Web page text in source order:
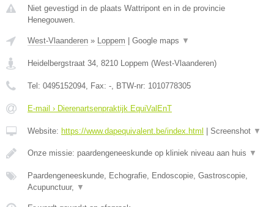
Niet gevestigd in de plaats Wattripont en in de provincie
Henegouwen.
West-Vlaanderen » Loppem | Google maps ▼
Heidelbergstraat 34 8210 Loppem (West-Vlaanderen)
Tel: 0495152094 , Fax: - , BTW-nr: 1010778305
E-mail › Dierenartsenpraktijk EquiValEnT
Website: https://www.dapequivalent.be/index.html | Screenshot ▼
Onze missie: paardengeneeskunde op kliniek niveau aan huis ▼
Paardengeneeskunde, Echografie, Endoscopie, Gastroscopie,
Acupunctuur,
▼